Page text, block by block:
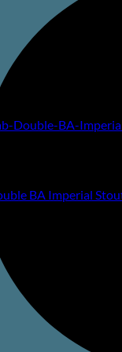
BA Imperial